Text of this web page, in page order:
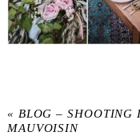
« BLOG – SHOOTING
MAUVOISIN